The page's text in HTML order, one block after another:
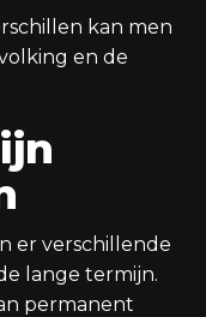
kan men
en de
er verschillende
lange termijn.
permanent